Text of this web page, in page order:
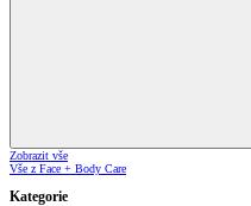
Zobrazit vše
Vše z Face + Body Care
Kategorie